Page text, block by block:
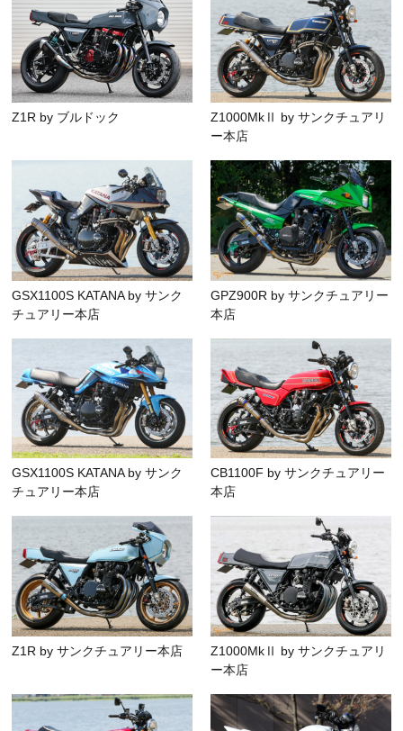
Z1R by ブルドック
Z1000MkⅡ by サンクチュアリ
ー本店
GSX1100S KATANA by サンク
チュアリー本店
GPZ900R by サンクチュアリー
本店
GSX1100S KATANA by サンク
チュアリー本店
CB1100F by サンクチュアリー
本店
Z1R by サンクチュアリー本店
Z1000MkⅡ by サンクチュアリ
ー本店